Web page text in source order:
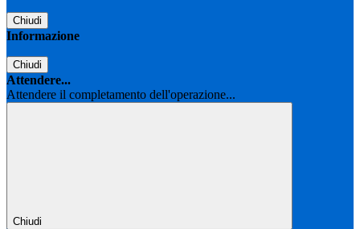
Chiudi
Informazione
Chiudi
Attendere...
Attendere il completamento dell'operazione...
Chiudi